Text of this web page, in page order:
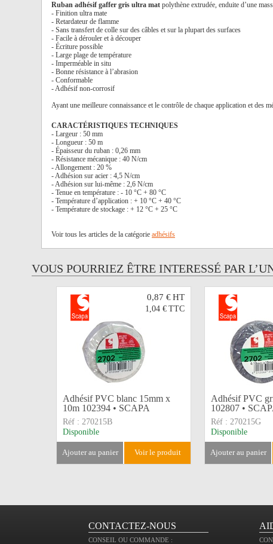
Ruban adhésif gaffer gris ultra mat polythène extrudée, enduite d’une
- Finition ultra mate
- Retardateur de flamme
- Sans transfert de colle sur des câbles et sur la plupart des surfaces
- Facile à dérouler et à découper
- Écriture possible
- Large plage de température
- Imperméable in situ
- Bonne résistance à l’abrasion
- Conformable
- Adhésif non-corrosif
Ayant une meilleure connaissance et le contrôle de chaque application et des
CARACTÉRISTIQUES TECHNIQUES
- Largeur : 50 mm
- Longueur : 50 m
- Épaisseur du ruban : 0,26 mm
- Résistance mécanique : 40 N/cm
- Allongement : 20 %
- Adhésion sur acier : 4,5 N/cm
- Adhésion sur lui-même : 2,6 N/cm
- Tenue en température : - 10 °C + 80 °C
- Température d’application : + 10 °C + 40 °C
- Température de stockage : + 12 °C + 25 °C
Voir tous les articles de la catégorie adhésifs
VOUS POURRIEZ ÊTRE INTERESSÉ PAR
0,87 €HT
1,04 € TTC
Adhésif PVC blanc 15mm x
10m 102394 • SCAPA
Réf : 270215B
Disponible
ajouter au panier voir le produit
Adhésif PVC
102807 •
Réf : 270215G
Disponible
ajouter au panier
CONTACTEZ-NOUS
CONSEIL OU COMMANDE :